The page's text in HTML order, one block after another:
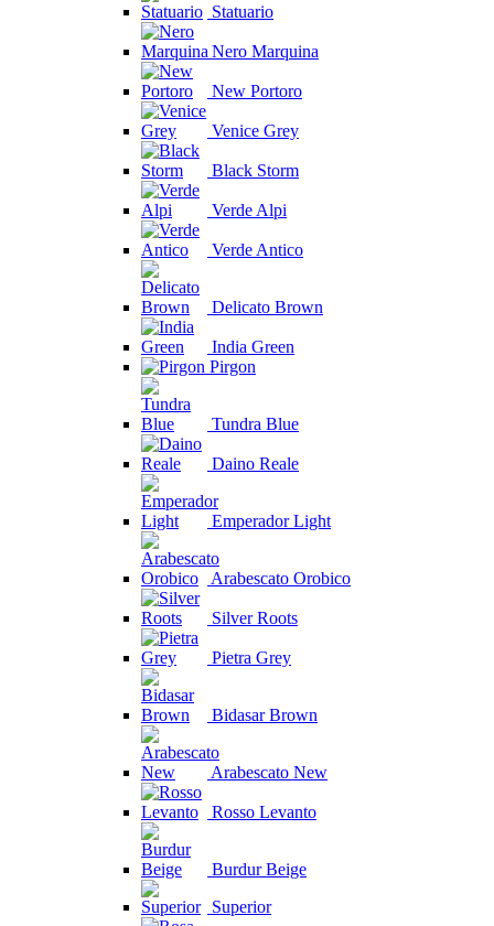
Statuario
Nero Marquina
New Portoro
Venice Grey
Black Storm
Verde Alpi
Verde Antico
Delicato Brown
India Green
Pirgon
Tundra Blue
Daino Reale
Emperador Light
Arabescato Orobico
Silver Roots
Pietra Grey
Bidasar Brown
Arabescato New
Rosso Levanto
Burdur Beige
Superior